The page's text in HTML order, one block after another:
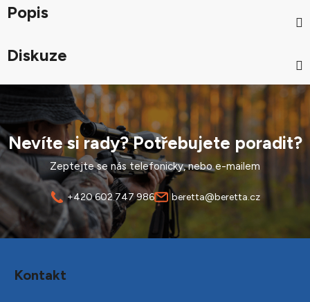
Popis
Diskuze
Nevíte si rady? Potřebujete poradit?
Zeptejte se nás telefonicky, nebo e-mailem
+420 602 747 986 beretta@beretta.cz
Kontakt